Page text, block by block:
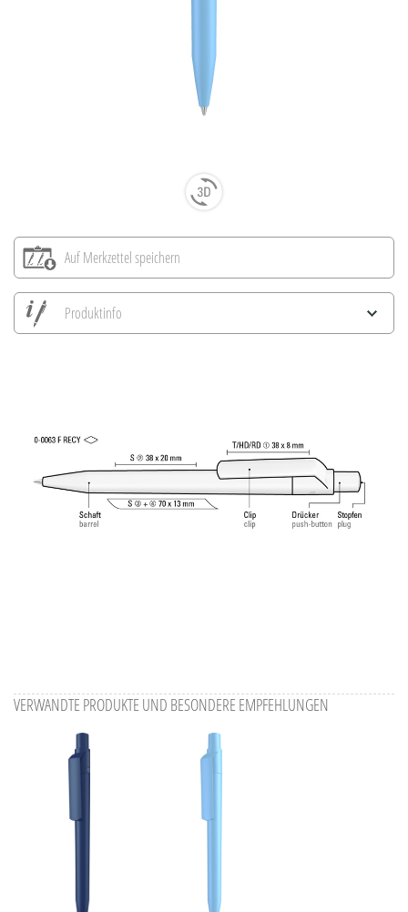
Auf Merkzettel speichern
Produktinfo
VERWANDTE PRODUKTE UND BESONDERE EMPFEHLUNGEN